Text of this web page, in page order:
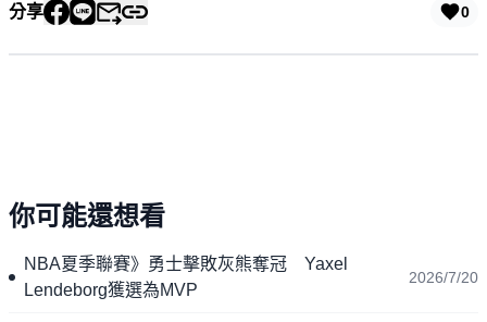
分享 0
你可能還想看
NBA夏季聯賽》勇士擊敗灰熊奪冠 Yaxel
Lendeborg獲選為MVP
2026/7/20